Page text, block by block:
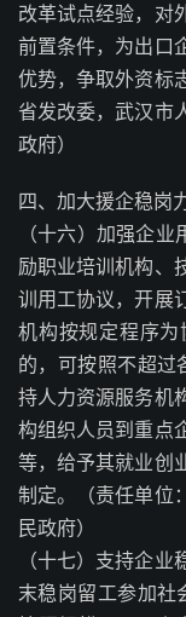
改革试点经验，对
前置条件，为出口
优势，争取外资标
省发改委，武汉市
政府）
四、加大援企稳岗
（十六）加强企
励职业培训机构、
训用工协议，开展
机构按规定程序
的，可按照不超过
持人力资源服务机
构组织人员到重点
等，给予其就业创
制定。（责任单位
民政府）
（十七）支持企
末稳岗留工参加社